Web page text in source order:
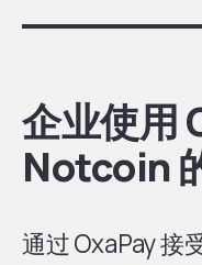
企业使用
Notcoin
通过 OxaPay 接